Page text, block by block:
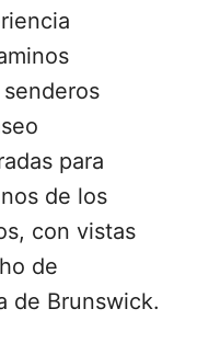
para
de los
con vistas
de
de Brunswick.